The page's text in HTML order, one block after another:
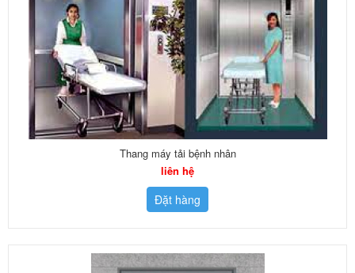
Thang máy tải bệnh nhân
liên hệ
Đặt hàng